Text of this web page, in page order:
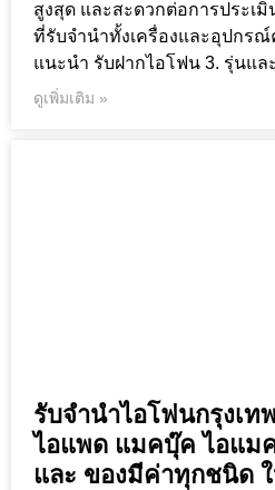
สูงสุด และสะดวกต่อการประเ
ที่รับจำนำทั้งเครื่องและอุปกรณ์
แนะนำ รับฝากไอโฟน 3. รุ่นแล
ดูเพิ่มเติม »
รับจำนำไอโฟนกรุงเท
ไอแพด แมคบุ๊ค ไอแม
และ ของมีค่าทุกชนิด